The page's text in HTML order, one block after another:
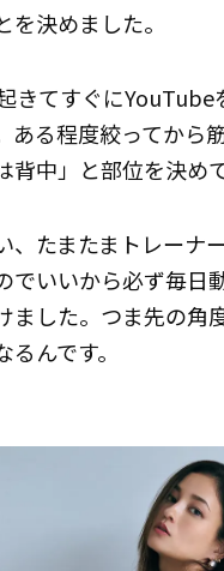
決めました。
きてすぐに
ある程度絞ってから
背中」と部位を決め
、たまたまトレー
でいいから必ず毎日
ました。つま先の
んです。